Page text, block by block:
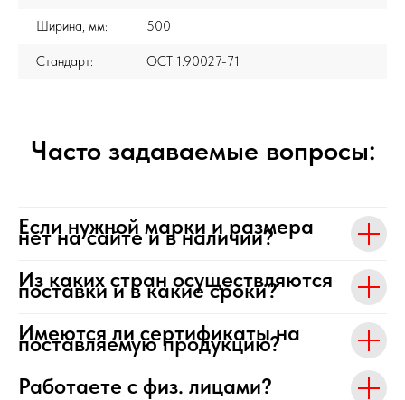
Ширина, мм: 500
Стандарт: ОСТ 1.90027-71
Часто задаваемые вопросы:
Если нужной марки и размера
нет на сайте и в наличии?
Из каких стран осуществляются
поставки и в какие сроки?
Имеются ли сертификаты на
поставляемую продукцию?
Работаете с физ. лицами?